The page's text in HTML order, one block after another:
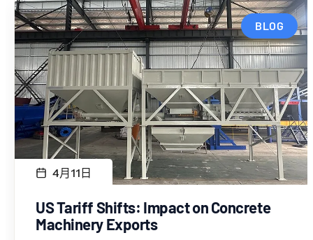
4月11日
BLOG
US Tariff Shifts: Impact on Concrete
Machinery Exports